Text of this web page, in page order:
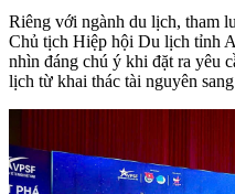
Riêng với ngành du lịch, tham
Chủ tịch Hiệp hội Du lịch tỉnh
nhìn đáng chú ý khi đặt ra yêu
lịch từ khai thác tài nguyên